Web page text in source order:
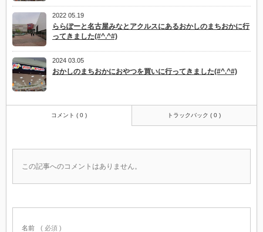
2022 05.19
ららぽーと名古屋みなとアクルスにあるおかしのまちおかに行
ってきました(#^.^#)
2024 03.05
おかしのまちおかにおやつを買いに行ってきました(#^.^#)
コメント ( 0 ) トラックバック ( 0 )
この記事へのコメントはありません。
名前 ( 必須 )